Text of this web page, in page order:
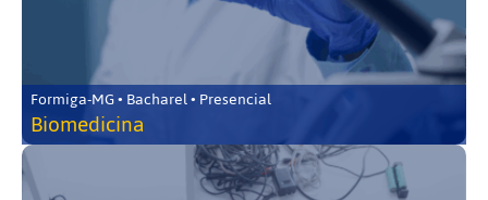
Formiga-MG • Bacharel • Presencial
Biomedicina